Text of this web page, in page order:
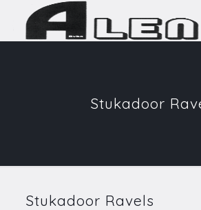
Stukadoor
Stukadoor Ravels